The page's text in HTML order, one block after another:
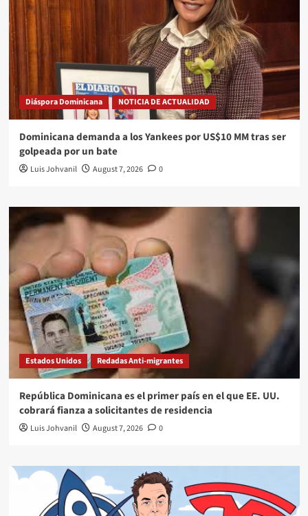
Diáspora Dominicana NOTICIA DE ACTUALIDAD
Dominicana demanda a los Yankees por US$10 MM tras ser
golpeada por un bate
Luis Johvanil August 7, 2026 0
Estados Unidos Redadas Anti-migrantes
República Dominicana es el primer país en el que EE. UU.
cobrará fianza a solicitantes de residencia
Luis Johvanil August 7, 2026 0